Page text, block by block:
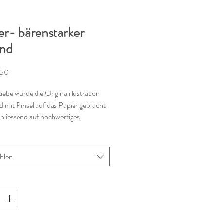
bärenstarker
wurde die Originalillustration
mit Pinsel auf das Papier gebracht
auf hochwertiges,
ist in den Formaten A4- 21 x 29.7
29.7 x 42 cm erhältlich.
in der örtlichen Druckerei.